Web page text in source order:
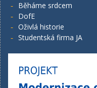
Běháme srdcem
DofE
Oživlá historie
Studentská firma JA